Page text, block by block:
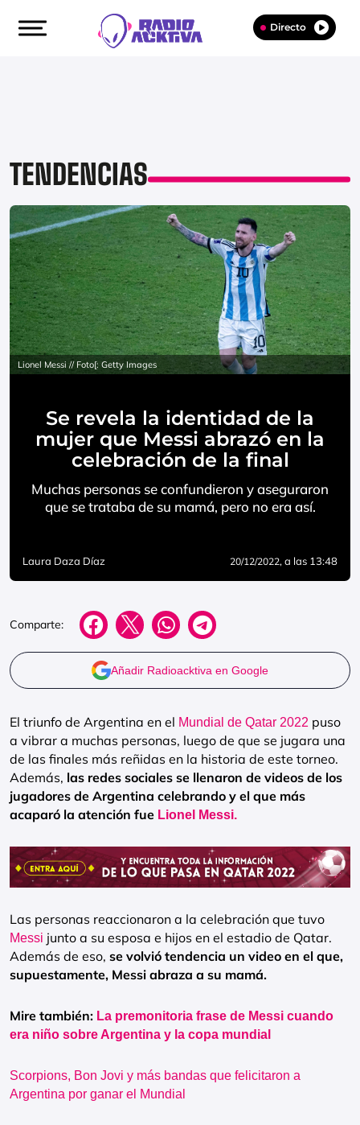
Directo
TENDENCIAS
Lionel Messi // Foto[: Getty Images
Se revela la identidad de la
mujer que Messi abrazó en la
celebración de la final
Muchas personas se confundieron y aseguraron
que se trataba de su mamá, pero no era así.
Laura Daza Díaz 20/12/2022, a las 13:48
Comparte:
Añadir Radioacktiva en Google
El triunfo de Argentina en el Mundial de Qatar 2022 puso
a vibrar a muchas personas, luego de que se jugara una
de las finales más reñidas en la historia de este torneo.
Además, las redes sociales se llenaron de videos de los
jugadores de Argentina celebrando y el que más
acaparó la atención fue Lionel Messi.
Las personas reaccionaron a la celebración que tuvo
Messi junto a su esposa e hijos en el estadio de Qatar.
Además de eso, se volvió tendencia un video en el que,
supuestamente, Messi abraza a su mamá.
Mire también: La premonitoria frase de Messi cuando
era niño sobre Argentina y la copa mundial
Scorpions, Bon Jovi y más bandas que felicitaron a
Argentina por ganar el Mundial